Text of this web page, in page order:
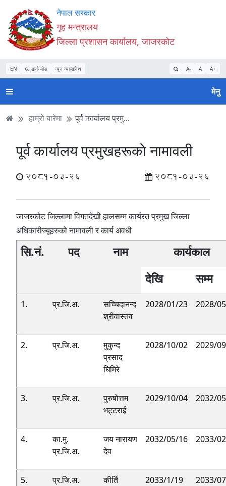
Accessibility
Mode
सुरु
गर्नुहोस्
सामाग्री
पढ्नुहाेस्
नेभिगेसन
पढ्नुहाेस्
वेबसाइट
खोजमा
जानुहोस्
नेपाल सरकार
गृह मन्त्रालय
जिल्ला प्रशासन कार्यालय, जाजरकोट
EN डार्क मोड न्यून व्यान्डविथ A- A A+
मेनु
हाम्रो बारेमा पूर्व कार्यालय प्रमु...
पूर्व कार्यालय प्रमुखहरूकाे नामावली
2081-03-26 2081-03-26
जाजरकोट जिल्लामा विगतदेखी हालसम्म कार्यरत प्रमुख जिल्ला
अधिकारीज्यूहरुको नामावली र कार्य अवधी
सि.नं. पद नाम
कार्यकाल
देखि
सम्म
1. प्र.जि.अ.
सच्चिदानन्‍द
श्रीवास्तव
2028/01/23 2028/
2. प्र.जि.अ.
मुकुन्द
प्रसाद
घिमिरे
2028/10/02 2029/
3. प्र.जि.अ.
पुरुषोत्तम
भट्टराई
2029/10/04 2032/
4.
का.मु.
प्र.जि.अ.
जय नारायण
देव
2032/05/16 2033/
5. प्र.जि.अ.
कीर्ति
2033/1/19 2033/